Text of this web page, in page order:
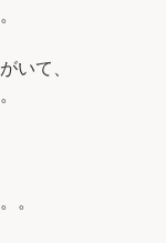
いて、
。